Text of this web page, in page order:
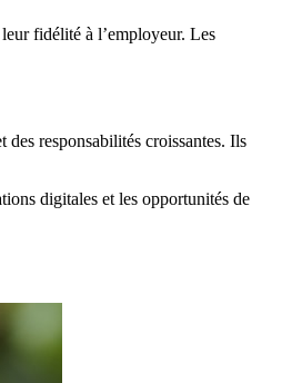
fidélité à l’employeur. Les
des responsabilités croissantes. Ils
digitales et les opportunités de